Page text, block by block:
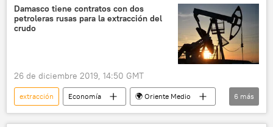
Damasco tiene contratos con dos
petroleras rusas para la extracción del
crudo
26 de diciembre 2019, 14:50 GMT
extracción Economía
🌍 Oriente Medio
Internacional
Rusia
Siria
6 más